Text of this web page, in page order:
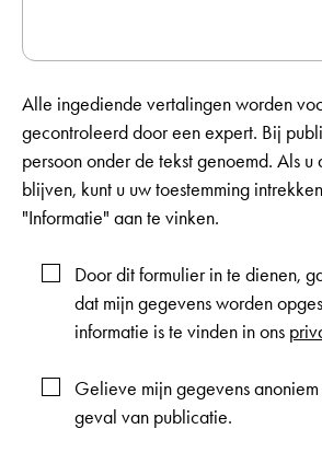
Alle ingediende vertalingen worden
gecontroleerd door een expert. Bij
persoon onder de tekst genoemd. Als u
blijven, kunt u uw toestemming
"Informatie" aan te vinken.
Door dit formulier in te dienen,
dat mijn gegevens worden
informatie is te vinden in ons
Gelieve mijn gegevens
geval van publicatie.